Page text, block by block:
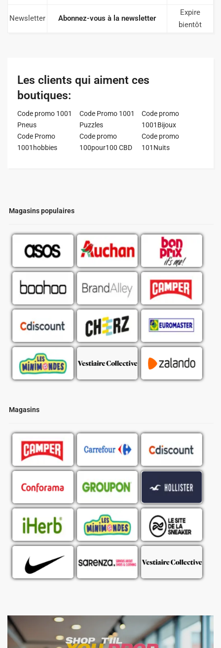
Magasins populaires
Magasins
Newsletter Abonnez-vous à la newsletter
Expire
bientôt
Les clients qui aiment ces
boutiques:
Code promo 1001
Pneus
Code Promo 1001
Puzzles
Code promo
1001Bijoux
Code Promo
1001hobbies
Code promo
100pour100 CBD
Code promo
101Nuits